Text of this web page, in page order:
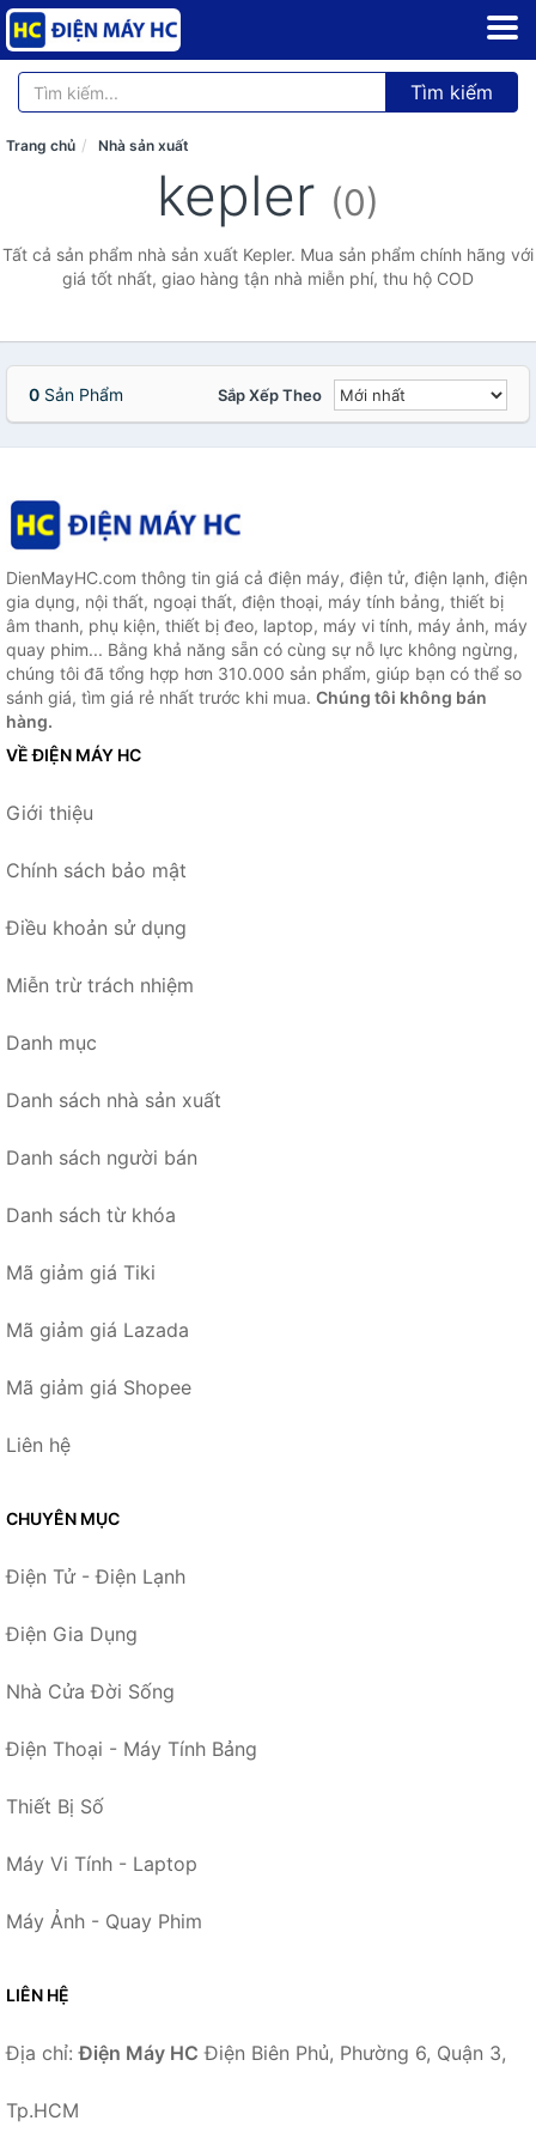
Tìm kiếm
Trang chủ Nhà sản xuất
kepler (0)
Tất cả sản phẩm nhà sản xuất Kepler. Mua sản phẩm chính hãng với
giá tốt nhất, giao hàng tận nhà miễn phí, thu hộ COD
0 Sản Phẩm Sắp Xếp Theo
DienMayHC.com thông tin giá cả điện máy, điện tử, điện lạnh, điện
gia dụng, nội thất, ngoại thất, điện thoại, máy tính bảng, thiết bị
âm thanh, phụ kiện, thiết bị đeo, laptop, máy vi tính, máy ảnh, máy
quay phim... Bằng khả năng sẵn có cùng sự nỗ lực không ngừng,
chúng tôi đã tổng hợp hơn 310.000 sản phẩm, giúp bạn có thể so
sánh giá, tìm giá rẻ nhất trước khi mua. Chúng tôi không bán
hàng.
VỀ ĐIỆN MÁY HC
Giới thiệu
Chính sách bảo mật
Điều khoản sử dụng
Miễn trừ trách nhiệm
Danh mục
Danh sách nhà sản xuất
Danh sách người bán
Danh sách từ khóa
Mã giảm giá Tiki
Mã giảm giá Lazada
Mã giảm giá Shopee
Liên hệ
CHUYÊN MỤC
Điện Tử - Điện Lạnh
Điện Gia Dụng
Nhà Cửa Đời Sống
Điện Thoại - Máy Tính Bảng
Thiết Bị Số
Máy Vi Tính - Laptop
Máy Ảnh - Quay Phim
LIÊN HỆ
Địa chỉ:Điện Máy HC Điện Biên Phủ, Phường 6, Quận 3,
Tp.HCM